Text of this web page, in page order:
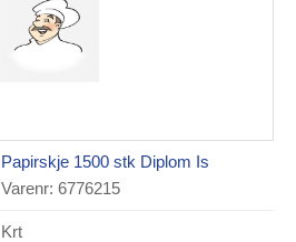
Papirskje 1500 stk Diplom Is
Varenr: 6776215
Krt